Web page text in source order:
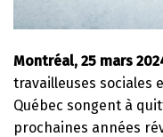
Montréal, 25 mars
travailleuses sociales
Québec songent à
prochaines années